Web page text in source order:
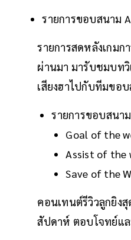
รายการขอบสนาม
รายการสดหลังเกม
ผ่านมา มารับชมบท
เสียงฮาไปกับทีมขอ
รายการขอบสนา
Goal of the
Assist of the
Save of the
คอนเทนต์รีวิวลูกยิง
สัปดาห์ ตอบโจทย์แ